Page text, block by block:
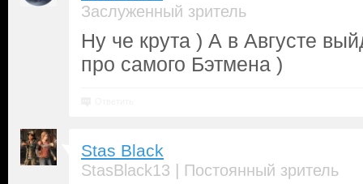
Заслуженный зритель
Ну че крута ) А в Августе
про самого Бэтмена )
Stas Black
StasBlack13 | Постоянный зритель